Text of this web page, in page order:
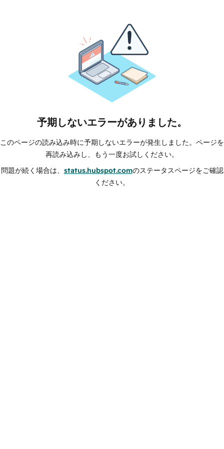
予期しないエラーがありました。
このページの読み込み時に予期しないエラーが発生しました。ページを
再読み込みし、もう一度お試しください。
問題が続く場合は、 status.hubspot.comのステータスページをご確認
ください。